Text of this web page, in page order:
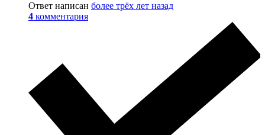
Ответ написан более трёх лет назад
4 комментария